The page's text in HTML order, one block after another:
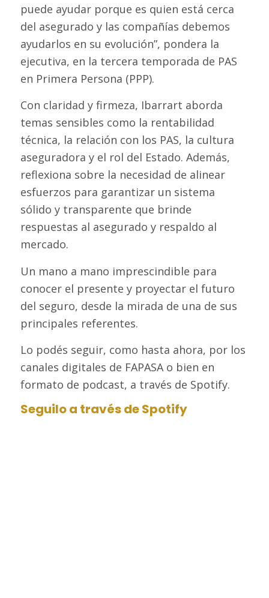
puede ayudar porque es quien está cerca
del asegurado y las compañías debemos
ayudarlos en su evolución”, pondera la
ejecutiva, en la tercera temporada de PAS
en Primera Persona (PPP).
Con claridad y firmeza, Ibarrart aborda
temas sensibles como la rentabilidad
técnica, la relación con los PAS, la cultura
aseguradora y el rol del Estado. Además,
reflexiona sobre la necesidad de alinear
esfuerzos para garantizar un sistema
sólido y transparente que brinde
respuestas al asegurado y respaldo al
mercado.
Un mano a mano imprescindible para
conocer el presente y proyectar el futuro
del seguro, desde la mirada de una de sus
principales referentes.
Lo podés seguir, como hasta ahora, por los
canales digitales de FAPASA o bien en
formato de podcast, a través de Spotify.
Seguilo a través de Spotify